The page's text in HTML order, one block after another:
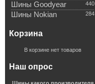
440
Шины Goodyear
284
Шины Nokian
Корзина
В корзине нет товаров
Наш опрос